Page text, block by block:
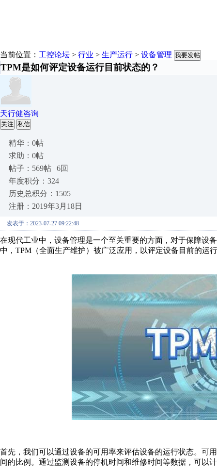
当前位置： 工控论坛 > 行业 > 生产运行 > 设备管理 我要发帖
TPM是如何评定设备运行目前状态的？
天行健咨询
关注 私信
精华：0帖
求助：0帖
帖子：569帖 | 6回
年度积分：324
历史总积分：1505
注册：2019年3月18日
发表于：2023-07-27 09:22:48
在现代工业中，设备管理是一个至关重要的方面，对于保障设
中，TPM（全面生产维护）被广泛应用，以评定设备目前的运
首先，我们可以通过设备的可用率来评估设备的运行状态。可
间的比例。通过监测设备的停机时间和维修时间等数据，可以